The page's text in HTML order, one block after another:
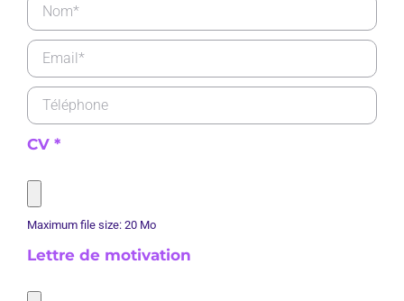
CV *
Maximum file size: 20 Mo
Lettre de motivation